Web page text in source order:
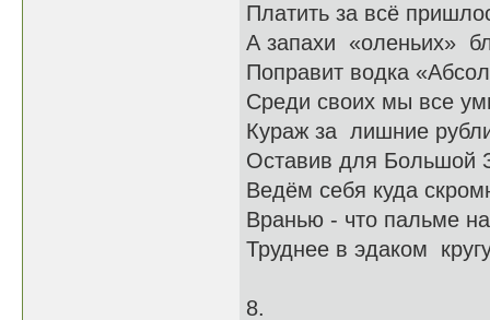
Платить за всё
А запахи «оленьих»
Поправит водка
Среди своих мы все
Кураж за лишние
Оставив для Большой
Ведём себя куда
Вранью - что пальме на
Труднее в эдаком
8.